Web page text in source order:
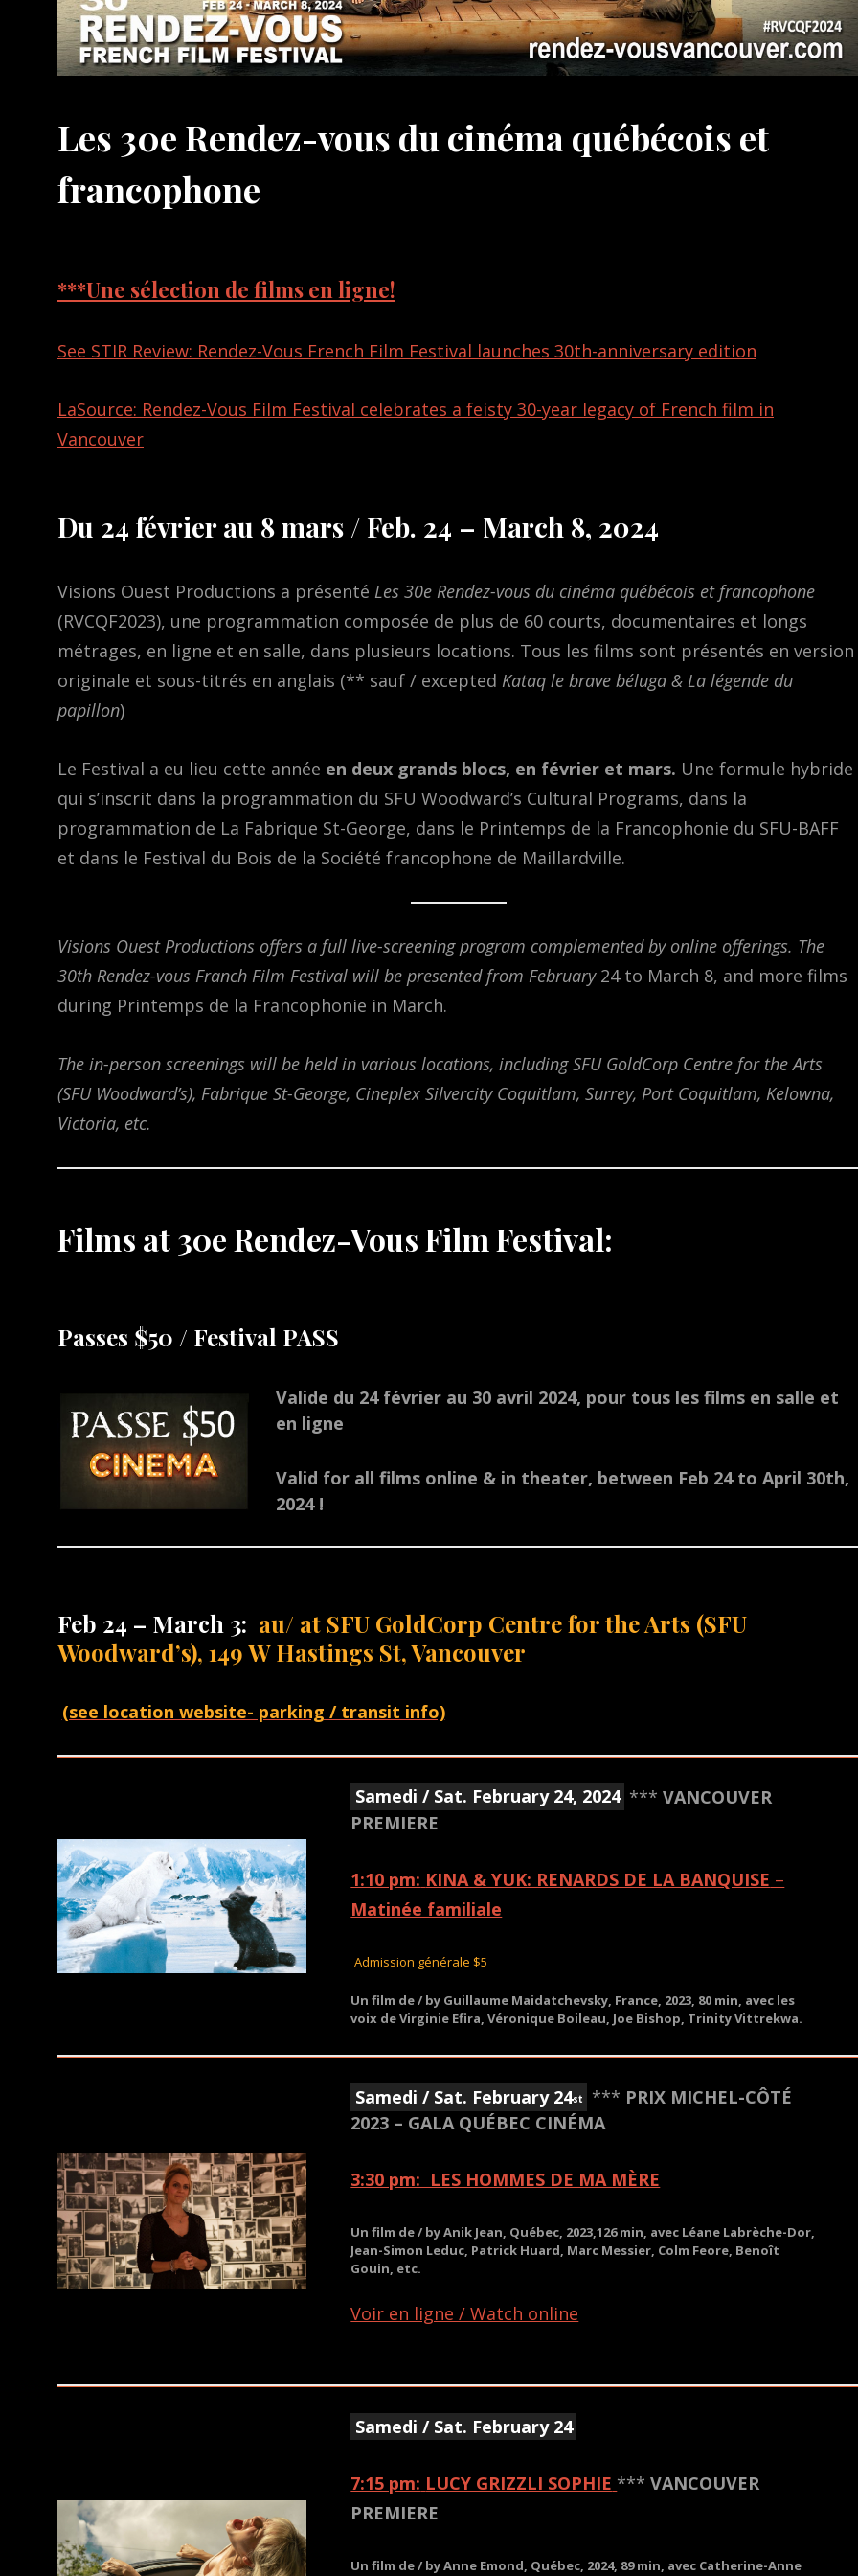
Les 30e Rendez-vous du cinéma québécois et
francophone
***Une sélection de films en ligne!
See STIR Review: Rendez-Vous French Film Festival launches 30th-anniversary edition
LaSource: Rendez-Vous Film Festival celebrates a feisty 30-year legacy of French film in
Vancouver
Du 24 février au 8 mars / Feb. 24 – March 8, 2024
Visions Ouest Productions a présenté Les 30e Rendez-vous du cinéma québécois et francophone
(RVCQF2023), une programmation composée de plus de 60 courts, documentaires et longs
métrages, en ligne et en salle, dans plusieurs locations. Tous les films sont présentés en version
originale et sous-titrés en anglais (** sauf / excepted Kataq le brave béluga & La légende du
papillon)
Le Festival a eu lieu cette année en deux grands blocs, en février et mars. Une formule hybride
qui s’inscrit dans la programmation du SFU Woodward’s Cultural Programs, dans la
programmation de La Fabrique St-George, dans le Printemps de la Francophonie du SFU-BAFF
et dans le Festival du Bois de la Société francophone de Maillardville.
Visions Ouest Productions offers a full live-screening program complemented by online offerings. The
30th Rendez-vous Franch Film Festival will be presented from February 24 to March 8, and more films
during Printemps de la Francophonie in March.
The in-person screenings will be held in various locations, including SFU GoldCorp Centre for the Arts
(SFU Woodward’s), Fabrique St-George, Cineplex Silvercity Coquitlam, Surrey, Port Coquitlam, Kelowna,
Victoria, etc.
Films at 30e Rendez-Vous Film Festival:
Passes $50 / Festival PASS
Valide du 24 février au 30 avril 2024, pour tous les films en salle et
en ligne
Valid for all films online & in theater, between Feb 24 to April 30th,
2024 !
Feb 24 – March 3: au/ at SFU GoldCorp Centre for the Arts (SFU
Woodward’s), 149 W Hastings St, Vancouver
(see location website- parking / transit info)
Samedi / Sat. February 24, 2024 ***VANCOUVER
PREMIERE
1:10 pm: KINA & YUK: RENARDS DE LA BANQUISE –
Matinée familiale
Admission générale $5
Un film de / by Guillaume Maidatchevsky, France, 2023, 80 min, avec les
voix de Virginie Efira, Véronique Boileau, Joe Bishop, Trinity Vittrekwa.
Samedi / Sat. February 24st *** PRIX MICHEL-CÔTÉ
2023 – GALA QUÉBEC CINÉMA
3:30 pm: LES HOMMES DE MA MÈRE
Un film de / by Anik Jean, Québec, 2023,126 min, avec Léane Labrèche-Dor,
Jean-Simon Leduc, Patrick Huard, Marc Messier, Colm Feore, Benoît
Gouin, etc.
Voir en ligne / Watch online
Samedi / Sat. February 24
7:15 pm: LUCY GRIZZLI SOPHIE ***VANCOUVER
PREMIERE
Un film de / by Anne Emond, Québec, 2024, 89 min, avec Catherine-Anne